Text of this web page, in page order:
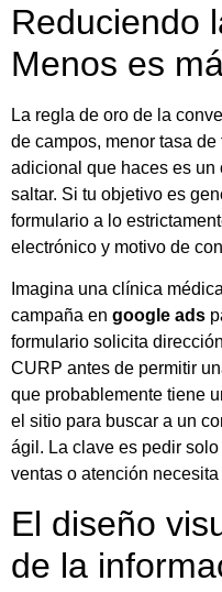
Reduciendo
Menos es
La regla de oro de la
de campos, menor tasa
adicional que haces es
saltar. Si tu objetivo es
formulario a lo
electrónico y motivo de
Imagina una clínica
campaña en google ads
formulario solicita
CURP antes de permitir
que probablemente tiene
el sitio para buscar a un
ágil. La clave es pedir
ventas o atención
El diseño
de la